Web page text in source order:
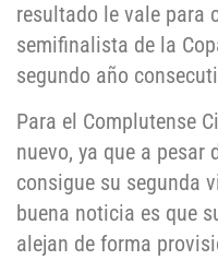
resultado le vale para
semifinalista de la
segundo año
Para el Complutense
nuevo, ya que a pesar
consigue su segunda
buena noticia es que
alejan de forma